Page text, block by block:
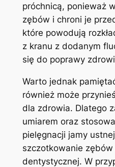
próchnicą, ponieważ⁤
⁢zębów i ⁤chroni je
które powodują
⁤z‍ kranu⁢ z dodanym‌
się do poprawy
Warto jednak
również może
dla ⁤zdrowia. Dlatego
umiarem oraz
pielęgnacji jamy
szczotkowanie
dentystycznej. ⁤W